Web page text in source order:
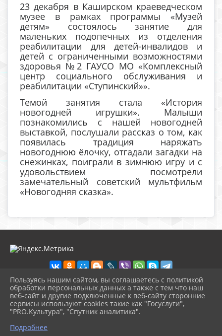
23 декабря в Каширском краеведческом
музее в рамках программы «Музей
детям» состоялось занятие для
маленьких подопечных из отделения
реабилитации для детей-инвалидов и
детей с ограниченными возможностями
здоровья №2 ГАУСО МО «Комплексный
центр социального обслуживания и
реабилитации «Ступинский»».
Темой занятия стала «История
новогодней игрушки». Малыши
познакомились с нашей новогодней
выставкой, послушали рассказ о том, как
появилась традиция наряжать
новогоднюю ёлочку, отгадали загадки на
снежинках, поиграли в зимнюю игру и с
удовольствием посмотрели
замечательный советский мультфильм
«Новогодняя сказка».
2026 г. музей-кашира.рф
Вход
Карта сайта
Политика обработки персональных данных
Пользуясь нашим сайтом, вы соглашаетесь с политикой
обработки персональных данных а также с тем что наш
веб-сайт и другие подключенные к веб-сайту сторонние
сервисы используют cookies такие как "Госуслуги",
"PRO.Культура", "Спутник аналитика".
Подробнее